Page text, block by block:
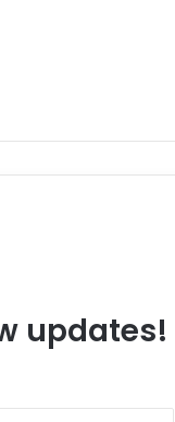
updates!